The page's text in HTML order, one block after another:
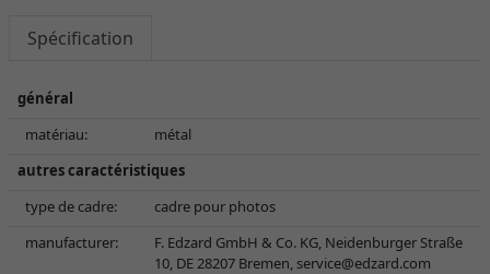
Spécification
général
matériau:
métal
autres caractéristiques
type de cadre:
cadre pour photos
manufacturer:
F. Edzard GmbH & Co. KG, Neidenburger Straße
10, DE 28207 Bremen,service@edzard.com